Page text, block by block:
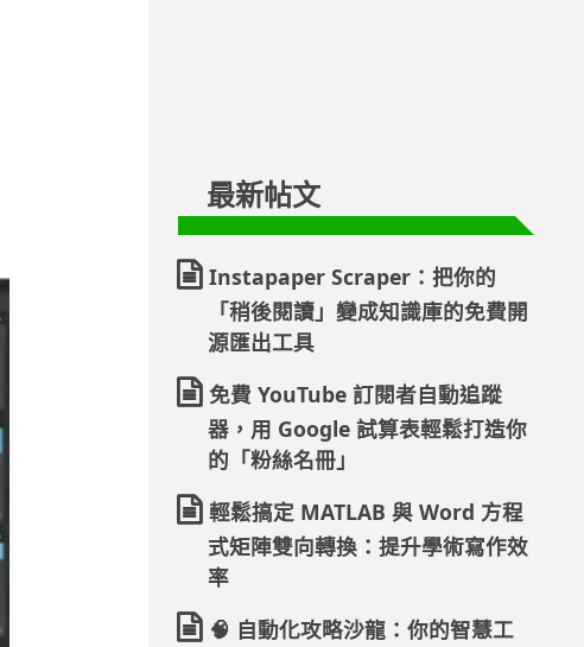
最新帖文
Instapaper Scraper：把你的
「稍後閱讀」變成知識庫的免費開
源匯出工具
免費 YouTube 訂閱者自動追蹤
器，用 Google 試算表輕鬆打造你
的「粉絲名冊」
輕鬆搞定 MATLAB 與 Word 方程
式矩陣雙向轉換：提升學術寫作效
率
🧠 自動化攻略沙龍：你的智慧工